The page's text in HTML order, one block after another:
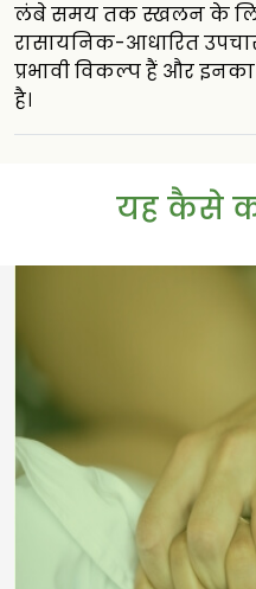
लंबे समय तक स्खलन के लिए
रासायनिक-आधारित
प्रभावी विकल्प हैं और
है।
यह कैसे